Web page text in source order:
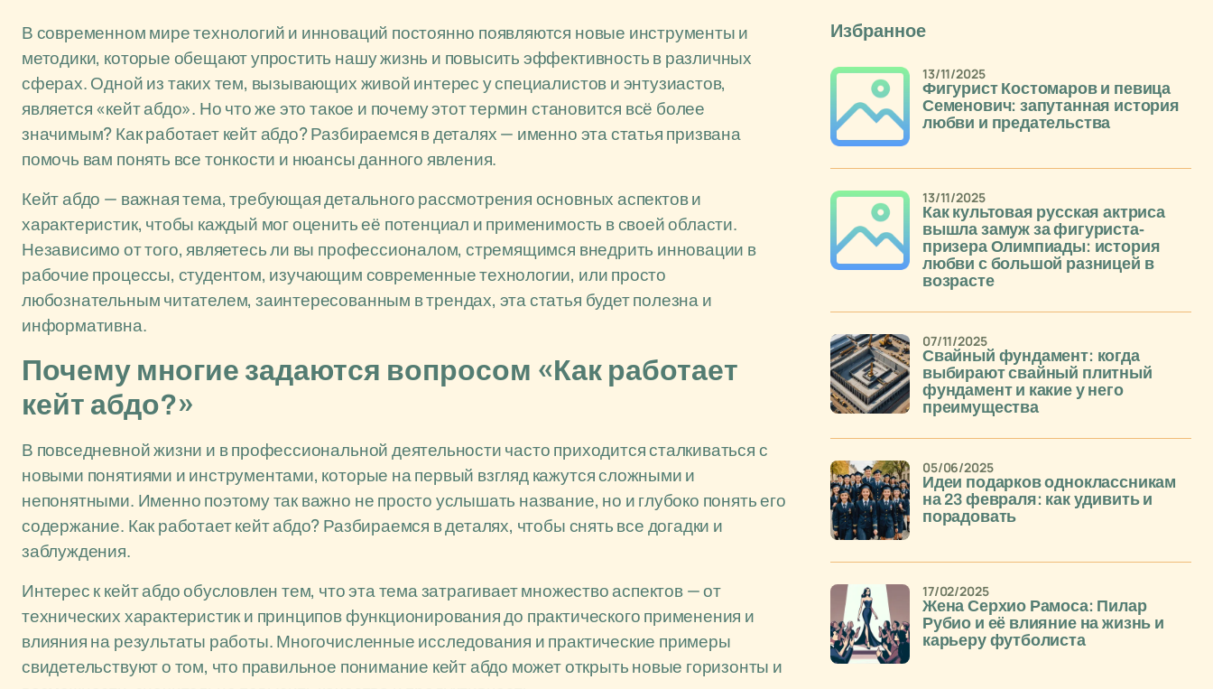
В современном мире технологий и инноваций постоянно появляются новые инструменты и
методики, которые обещают упростить нашу жизнь и повысить эффективность в различных
сферах. Одной из таких тем, вызывающих живой интерес у специалистов и энтузиастов,
является «кейт абдо». Но что же это такое и почему этот термин становится всё более
значимым? Как работает кейт абдо? Разбираемся в деталях — именно эта статья призвана
помочь вам понять все тонкости и нюансы данного явления.
Кейт абдо — важная тема, требующая детального рассмотрения основных аспектов и
характеристик, чтобы каждый мог оценить её потенциал и применимость в своей области.
Независимо от того, являетесь ли вы профессионалом, стремящимся внедрить инновации в
рабочие процессы, студентом, изучающим современные технологии, или просто
любознательным читателем, заинтересованным в трендах, эта статья будет полезна и
информативна.
Почему многие задаются вопросом «Как работает
кейт абдо?»
В повседневной жизни и в профессиональной деятельности часто приходится сталкиваться с
новыми понятиями и инструментами, которые на первый взгляд кажутся сложными и
непонятными. Именно поэтому так важно не просто услышать название, но и глубоко понять его
содержание. Как работает кейт абдо? Разбираемся в деталях, чтобы снять все догадки и
заблуждения.
Интерес к кейт абдо обусловлен тем, что эта тема затрагивает множество аспектов — от
технических характеристик и принципов функционирования до практического применения и
влияния на результаты работы. Многочисленные исследования и практические примеры
свидетельствуют о том, что правильное понимание кейт абдо может открыть новые горизонты и
Избранное
Фигурист Костомаров и певица
Семенович: запутанная история
любви и предательства
13/11/2025
Как культовая русская актриса
вышла замуж за фигуриста-
призера Олимпиады: история
любви с большой разницей в
возрасте
13/11/2025
Свайный фундамент: когда
выбирают свайный плитный
фундамент и какие у него
преимущества
07/11/2025
Идеи подарков одноклассникам
на 23 февраля: как удивить и
порадовать
05/06/2025
Жена Серхио Рамоса: Пилар
Рубио и её влияние на жизнь и
карьеру футболиста
17/02/2025